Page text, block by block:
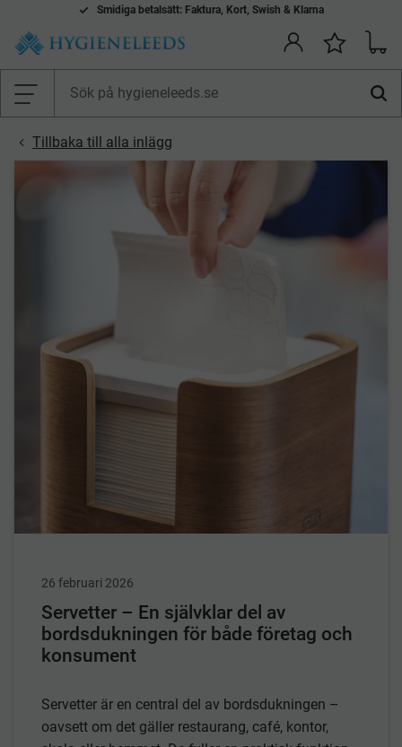
Meny
Smidiga betalsätt: Faktura, Kort, Swish & Klarna
Tillbaka till alla inlägg
26 februari 2026
Servetter – En självklar del av
bordsdukningen för både företag och
konsument
Servetter är en central del av bordsdukningen –
oavsett om det gäller restaurang, café, kontor,